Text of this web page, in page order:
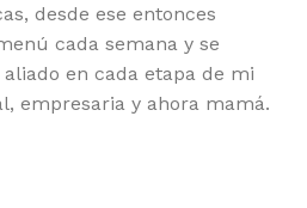
desde ese entonces
cada semana y se
en cada etapa de mi
empresaria y ahora mamá.